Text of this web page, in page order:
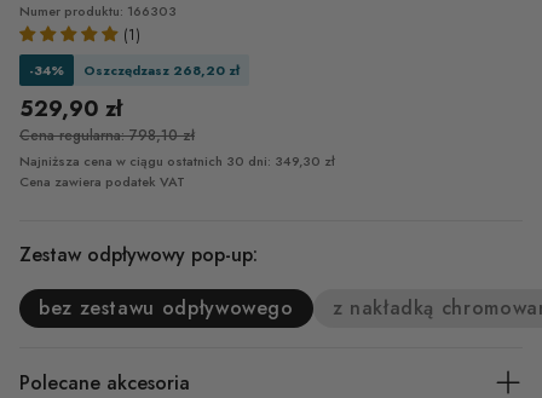
Numer produktu: 166303
(1)
-34% Oszczędzasz 268,20 zł
529,90 zł
Cena regularna: 798,10 zł
Najniższa cena w ciągu ostatnich 30 dni: 349,30 zł
Cena zawiera podatek VAT
Zestaw odpływowy pop-up:
bez zestawu odpływowego
z nakładką
Polecane akcesoria